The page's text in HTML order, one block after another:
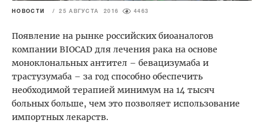
НОВОСТИ / 25 АВГУСТА 2016 4463
Появление на рынке российских биоаналогов
компании BIOCAD для лечения рака на основе
моноклональных антител – бевацизумаба и
трастузумаба – за год способно обеспечить
необходимой терапией минимум на 14 тысяч
больных больше, чем это позволяет использование
импортных лекарств.